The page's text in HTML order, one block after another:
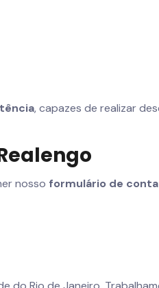
, capazes de realizar
nosso formulário de